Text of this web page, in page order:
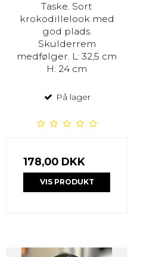
Taske. Sort
krokodillelook med
god plads.
Skulderrem
medfølger. L: 32,5 cm
H: 24 cm
På lager
178,00 DKK
VIS PRODUKT